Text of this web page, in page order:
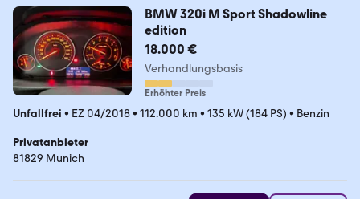
BMW 320i M Sport Shadowline
edition
18.000 €
Verhandlungsbasis
Erhöhter Preis
Unfallfrei • EZ 04/2018• 112.000 km • 135 kW (184 PS) • Benzin
Privatanbieter
81829 Munich